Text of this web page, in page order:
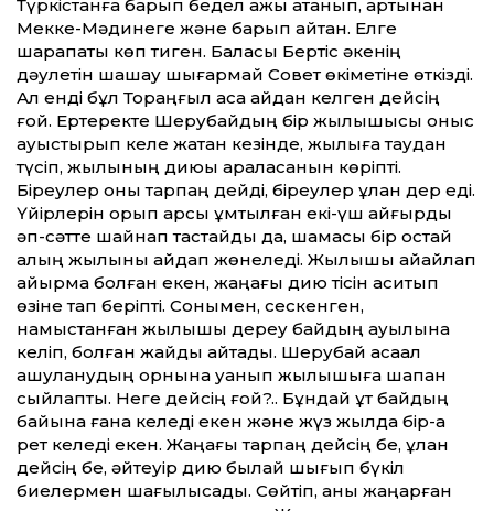
Түркістанға барып бедел қажы атанып, артынан
Мекке-Мәдинеге және барып қайтқан. Елге
шарапаты көп тиген. Баласы Бертіс әкенің
дәулетін шашау шығармай Совет өкіметіне өткізді.
Ал енді бұл Тораңғыл қасқа қайдан келген дейсің
ғой. Ертеректе Шерубайдың бір жылқышысы қоныс
ауыстырып келе жатқан кезінде, жылқыға таудан
түсіп, жылқының диюы араласқанын көріпті.
Біреулер оны тарпаң дейді, біреулер құлан дер еді.
Үйірлерін қорып қарсы ұмтылған екі-үш айғырды
әп-сәтте шайнап тастайды да, шамасы бір қостай
қалың жылқыны айдап жөнеледі. Жылқышы айқайлап
қайырмақ болған екен, жаңағы дию тісін ақситып
өзіне тап беріпті. Сонымен, сес­кенген,
намыстанған жылқышы дереу байдың ауылына
келіп, болған жайды айтады. Шерубай ақсақал
ашуланудың орнына қуанып жылқышыға шапан
сыйлапты. Неге дейсің ғой?.. Бұндай құт байдың
байына ғана келеді екен және жүз жылда бір-ақ
рет келеді екен. Жаңағы тарпаң дейсің бе, құлан
дейсің бе, әйтеуір дию былай шығып бүкіл
биелермен шағылысады. Сөйтіп, қаны жаңарған